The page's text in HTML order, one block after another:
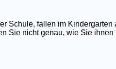
fallen im
Sie nicht genau, wie Sie